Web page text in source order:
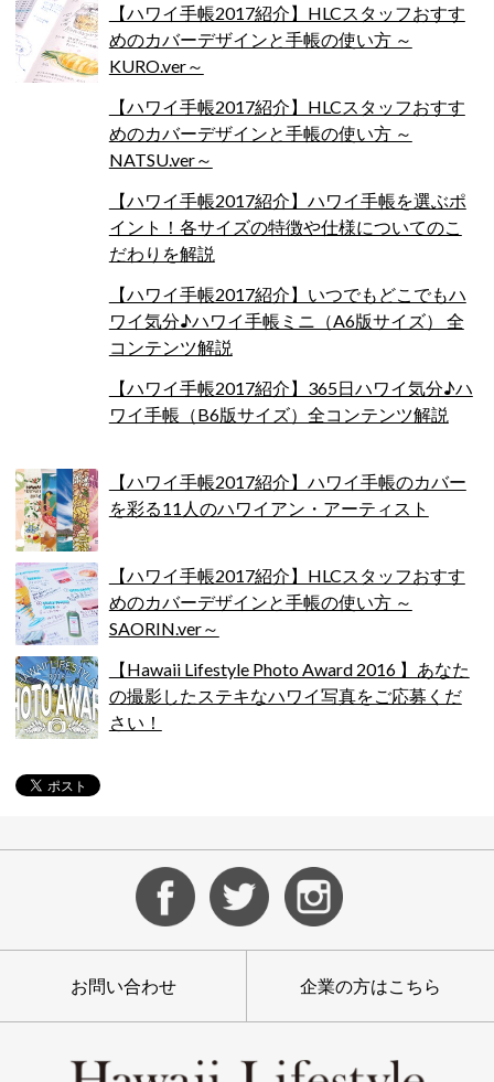
【ハワイ手帳2017紹介】HLCスタッフおすす
めのカバーデザインと手帳の使い方 ～
KURO.ver～
【ハワイ手帳2017紹介】HLCスタッフおすす
めのカバーデザインと手帳の使い方 ～
NATSU.ver～
【ハワイ手帳2017紹介】ハワイ手帳を選ぶポ
イント！各サイズの特徴や仕様についてのこ
だわりを解説
【ハワイ手帳2017紹介】いつでもどこでもハ
ワイ気分♪ハワイ手帳ミニ（A6版サイズ） 全
コンテンツ解説
【ハワイ手帳2017紹介】365日ハワイ気分♪ハ
ワイ手帳（B6版サイズ）全コンテンツ解説
【ハワイ手帳2017紹介】ハワイ手帳のカバー
を彩る11人のハワイアン・アーティスト
【ハワイ手帳2017紹介】HLCスタッフおすす
めのカバーデザインと手帳の使い方 ～
SAORIN.ver～
【Hawaii Lifestyle Photo Award 2016 】あなた
の撮影したステキなハワイ写真をご応募くだ
さい！
お問い合わせ 企業の方はこちら